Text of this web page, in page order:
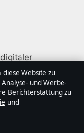
Wirtschaft,
Jeder Artikel
geprüft
Website zu
und Werbe-
Berichterstattung zu
und